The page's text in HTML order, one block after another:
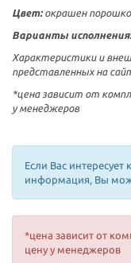
Цвет:окрашен
Варианты
Характеристики и
представленных на
*цена зависит от
у менеджеров
Если Вас
информация, Вы
*цена зависит от
цену у менеджеров